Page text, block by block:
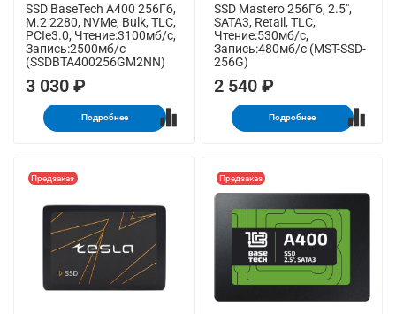
SSD BaseTech A400 256Гб,
M.2 2280, NVMe, Bulk, TLC,
PCIe3.0, Чтение:3100мб/с,
Запись:2500мб/с
(SSDBTA400256GM2NN)
3 030 ₽
Подробнее
SSD Mastero 256Гб, 2.5",
SATA3, Retail, TLC,
Чтение:530мб/с,
Запись:480мб/с (MST-SSD-
256G)
2 540 ₽
Подробнее
Предзаказ Предзаказ